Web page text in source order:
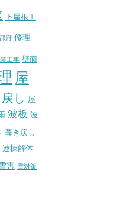
下屋根工
府 修理
工事 壁面
屋
し 屋
波板 波
葺き戻し
連棟解体
害 雪対策